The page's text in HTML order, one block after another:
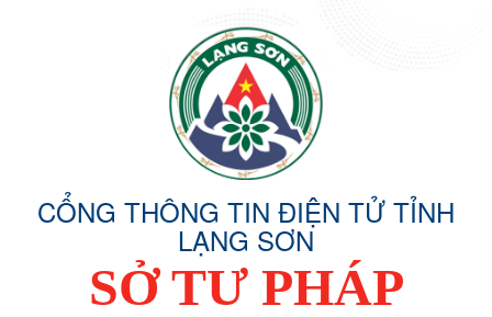
CỔNG THÔNG TIN ĐIỆN TỬ TỈNH
LẠNG SƠN
SỞ TƯ PHÁP